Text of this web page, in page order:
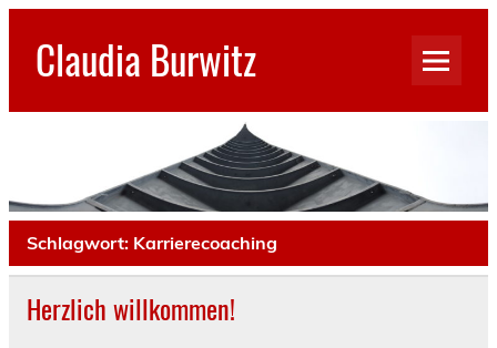
Skip
contentClaudia Burwitz
Schlagwort: Karrierecoaching
Herzlich willkommen!